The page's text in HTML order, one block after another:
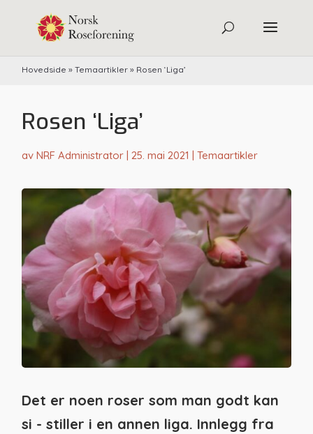
Hovedside »Temaartikler » Rosen ‘Liga’
Rosen ‘Liga’
avNRF Administrator |25. mai 2021 |Temaartikler
Det er noen roser som man godt kan
si - stiller i en annen liga. Innlegg fra